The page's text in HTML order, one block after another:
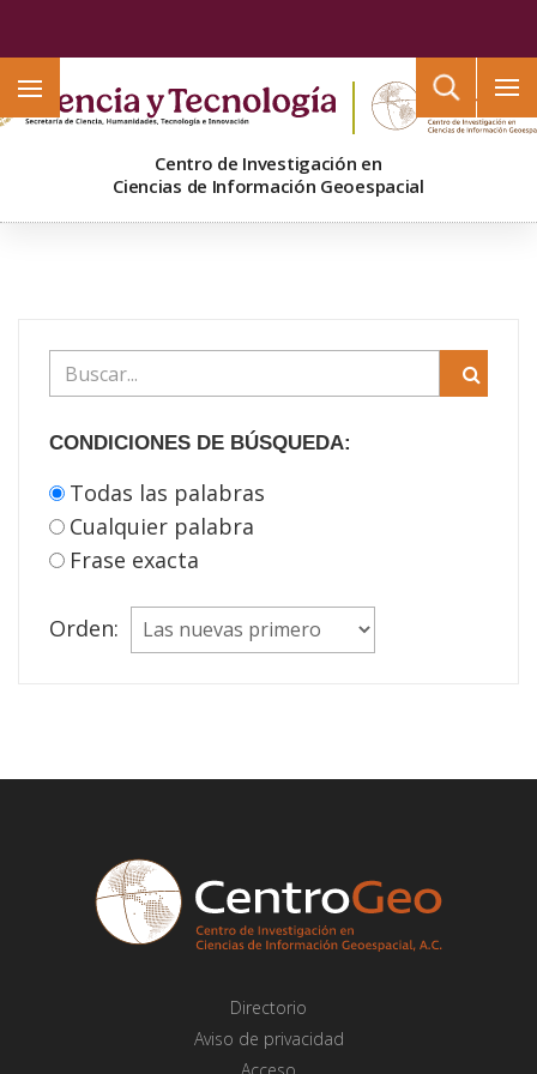
Centro de Investigación en
Ciencias de Información Geoespacial
CONDICIONES DE BÚSQUEDA:
Todas las palabras
Cualquier palabra
Frase exacta
Orden:
Directorio
Aviso de privacidad